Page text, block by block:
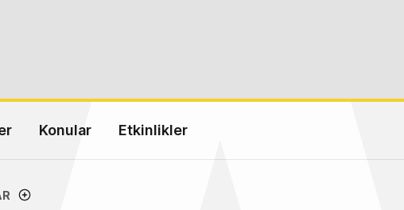
Konular Etkinlikler